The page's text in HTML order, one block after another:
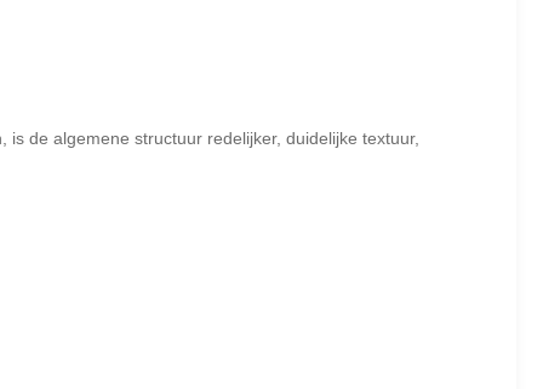
de algemene structuur redelijker, duidelijke textuur,